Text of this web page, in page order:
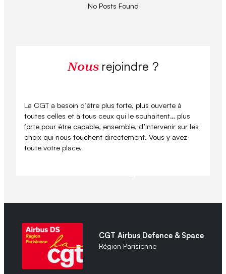
No Posts Found
Nous rejoindre ?
La CGT a besoin d’être plus forte, plus ouverte à
toutes celles et à tous ceux qui le souhaitent… plus
forte pour être capable, ensemble, d’intervenir sur les
choix qui nous touchent directement. Vous y avez
toute votre place.
CGT Airbus Defence & Space
Région Parisienne